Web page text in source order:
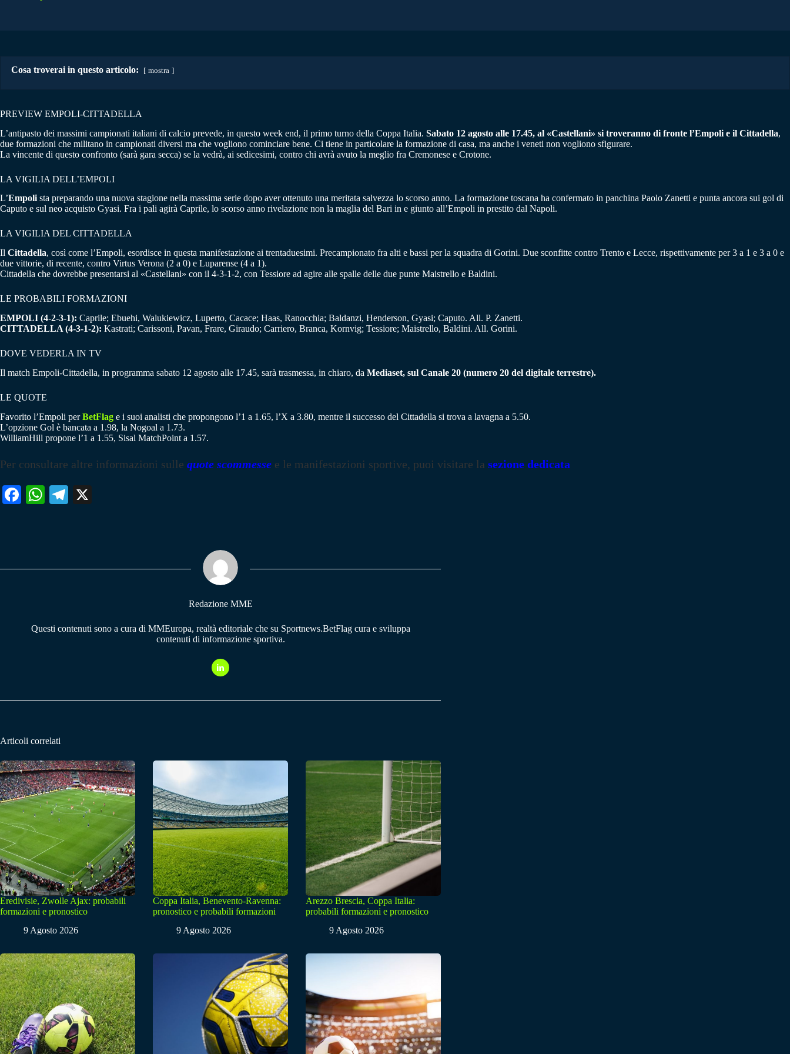
Cosa troverai in questo articolo: mostra
PREVIEW EMPOLI-CITTADELLA
L’antipasto dei massimi campionati italiani di calcio prevede, in questo week end, il primo turno della Coppa Italia. Sabato 12 agosto alle 17.45, al «Castellani» si troveranno di fronte l’Empoli e il Cittadella,
due formazioni che militano in campionati diversi ma che vogliono cominciare bene. Ci tiene in particolare la formazione di casa, ma anche i veneti non vogliono sfigurare.
La vincente di questo confronto (sarà gara secca) se la vedrà, ai sedicesimi, contro chi avrà avuto la meglio fra Cremonese e Crotone.
LA VIGILIA DELL’EMPOLI
L’Empolista preparando una nuova stagione nella massima serie dopo aver ottenuto una meritata salvezza lo scorso anno. La formazione toscana ha confermato in panchina Paolo Zanetti e punta ancora sui gol di
Caputo e sul neo acquisto Gyasi. Fra i pali agirà Caprile, lo scorso anno rivelazione non la maglia del Bari in e giunto all’Empoli in prestito dal Napoli.
LA VIGILIA DEL CITTADELLA
Il Cittadella, così come l’Empoli, esordisce in questa manifestazione ai trentaduesimi. Precampionato fra alti e bassi per la squadra di Gorini. Due sconfitte contro Trento e Lecce, rispettivamente per 3 a 1 e 3 a 0 e
due vittorie, di recente, contro Virtus Verona (2 a 0) e Luparense (4 a 1).
Cittadella che dovrebbe presentarsi al «Castellani» con il 4-3-1-2, con Tessiore ad agire alle spalle delle due punte Maistrello e Baldini.
LE PROBABILI FORMAZIONI
EMPOLI (4-2-3-1): Caprile; Ebuehi, Walukiewicz, Luperto, Cacace; Haas, Ranocchia; Baldanzi, Henderson, Gyasi; Caputo. All. P. Zanetti.
CITTADELLA (4-3-1-2): Kastrati; Carissoni, Pavan, Frare, Giraudo; Carriero, Branca, Kornvig; Tessiore; Maistrello, Baldini. All. Gorini.
DOVE VEDERLA IN TV
Il match Empoli-Cittadella, in programma sabato 12 agosto alle 17.45, sarà trasmessa, in chiaro, da Mediaset, sul Canale 20 (numero 20 del digitale terrestre).
LE QUOTE
Favorito l’Empoli perBetFlag e i suoi analisti che propongono l’1 a 1.65, l’X a 3.80, mentre il successo del Cittadella si trova a lavagna a 5.50.
L’opzione Gol è bancata a 1.98, la Nogoal a 1.73.
WilliamHill propone l’1 a 1.55, Sisal MatchPoint a 1.57.
Per consultare altre informazioni sulle quote scommesse e le manifestazioni sportive, puoi visitare la sezione dedicata
Fa W
pp
Te
m
Redazione MME
Questi contenuti sono a cura di MMEuropa, realtà editoriale che su Sportnews.BetFlag cura e sviluppa
contenuti di informazione sportiva.
Articoli correlati
Eredivisie, Zwolle Ajax: probabili
formazioni e pronostico
9 Agosto 2026
Coppa Italia, Benevento-Ravenna:
pronostico e probabili formazioni
9 Agosto 2026
Arezzo Brescia, Coppa Italia:
probabili formazioni e pronostico
9 Agosto 2026